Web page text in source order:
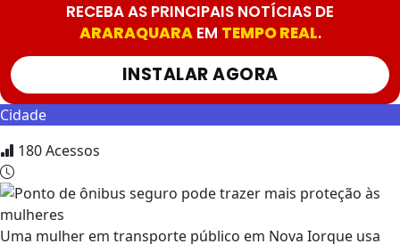
RECEBA AS PRINCIPAIS NOTÍCIAS DE
ARARAQUARAEM TEMPO REAL.
INSTALAR AGORA
Cidade
180Acessos
Uma mulher em transporte público em Nova Iorque usa